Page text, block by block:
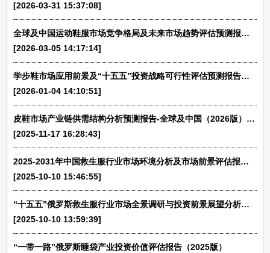
[2026-03-31 15:37:08]
全球及中国运动鞋服市场竞争格局及未来市场趋势评估预测报告（2026版）-中金企信发布
[2026-03-05 14:17:14]
学步鞋市场应用前景及“十五五”投资战略可行性评估预测报告（2026版）
[2026-01-04 14:10:51]
皮鞋市场产业链供需结构分析预测报告-全球及中国（2026版）-中金企信发布
[2025-11-17 16:28:43]
2025-2031年中国救生服行业市场环境分析及市场前景评估报告-中金企信发布
[2025-10-10 15:46:55]
“十五五”俄罗斯救生服行业市场全景调研与投资前景展望分析（2025）-中金企信发布
[2025-10-10 13:59:39]
“一带一路”俄罗斯睡袋产业投资价值评估报告（2025版）